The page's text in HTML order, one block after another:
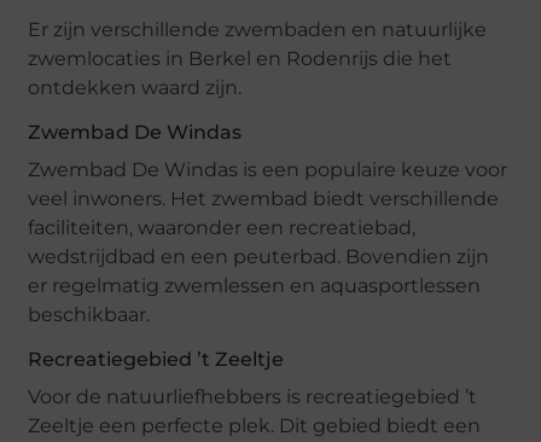
Er zijn verschillende zwembaden en natuurlijke
zwemlocaties in Berkel en Rodenrijs die het
ontdekken waard zijn.
Zwembad De Windas
Zwembad De Windas is een populaire keuze voor
veel inwoners. Het zwembad biedt verschillende
faciliteiten, waaronder een recreatiebad,
wedstrijdbad en een peuterbad. Bovendien zijn
er regelmatig zwemlessen en aquasportlessen
beschikbaar.
Recreatiegebied ’t Zeeltje
Voor de natuurliefhebbers is recreatiegebied ’t
Zeeltje een perfecte plek. Dit gebied biedt een